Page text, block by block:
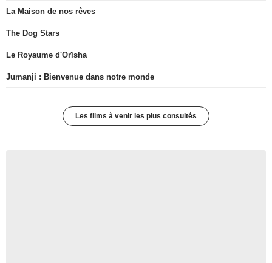
La Maison de nos rêves
The Dog Stars
Le Royaume d'Orïsha
Jumanji : Bienvenue dans notre monde
Les films à venir les plus consultés